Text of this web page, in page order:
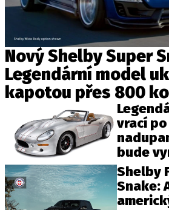
Provozovatelem serveru
INCORP MEDIA GROUP s.r.o.,
Nový Shelby Super
Legendární model
kapotou přes 800
vrací
bude
Shelby
Snake: